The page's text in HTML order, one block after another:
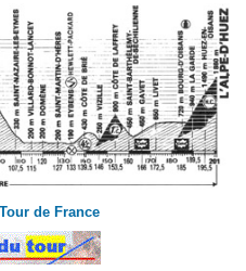
de France